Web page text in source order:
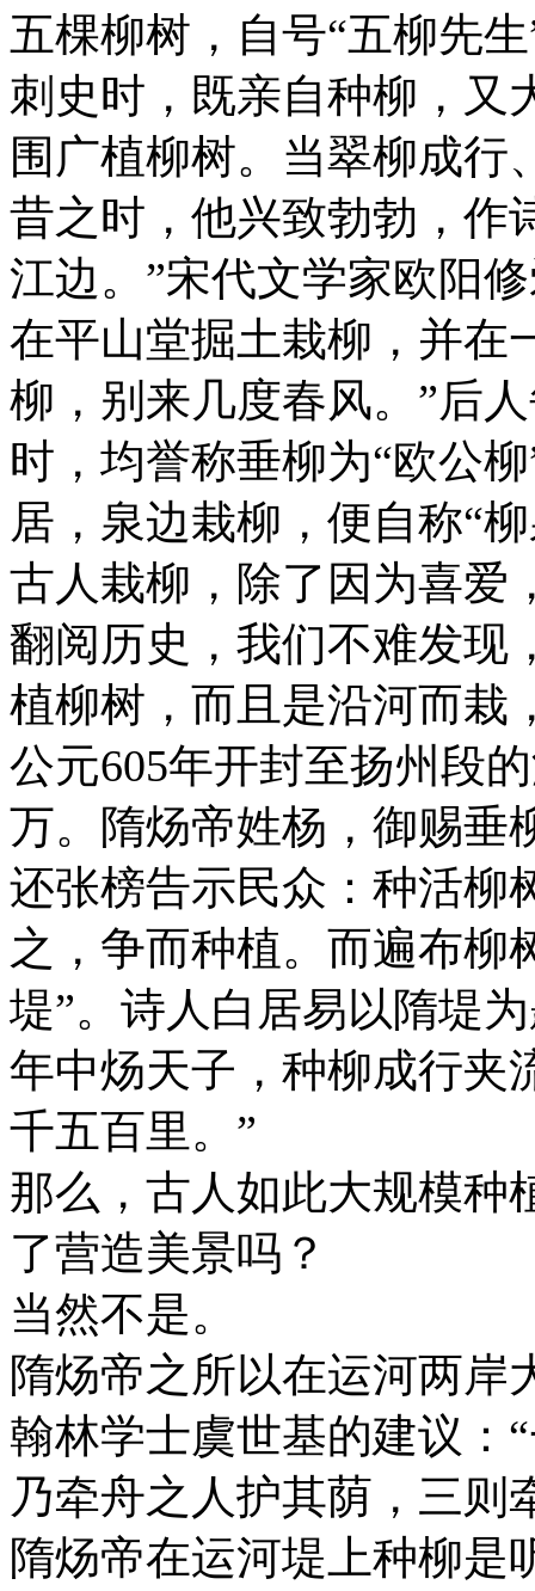
五棵柳树，自号“五柳先
刺史时，既亲自种柳，又
围广植柳树。当翠柳成行
昔之时，他兴致勃勃，作
江边。”宋代文学家欧阳
在平山堂掘土栽柳，并在
柳，别来几度春风。”后
时，均誉称垂柳为“欧公
居，泉边栽柳，便自称“
古人栽柳，除了因为喜爱
翻阅历史，我们不难发现
植柳树，而且是沿河而栽
公元605年开封至扬州段
万。隋炀帝姓杨，御赐垂
还张榜告示民众：种活柳
之，争而种植。而遍布柳
堤”。诗人白居易以隋堤
年中炀天子，种柳成行夹
千五百里。”
那么，古人如此大规模种
了营造美景吗？
当然不是。
隋炀帝之所以在运河两岸
翰林学士虞世基的建议：
乃牵舟之人护其荫，三则
隋炀帝在运河堤上种柳是